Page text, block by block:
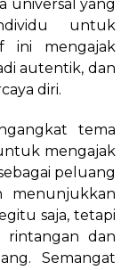
universal yang
untuk
ini mengajak
autentik, dan
diri.
tema
mengajak
peluang
menunjukkan
saja, tetapi
rintangan dan
Semangat